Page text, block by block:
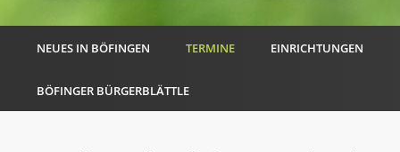
NEUES IN BÖFINGEN TERMINE EINRICHTUNGEN
BÖFINGER BÜRGERBLÄTTLE